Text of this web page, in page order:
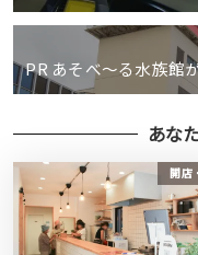
PR あそべ〜る水族館
あな
開店